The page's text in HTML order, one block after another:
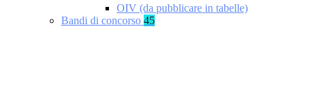
OIV (da pubblicare in tabelle)
Bandi di concorso 45